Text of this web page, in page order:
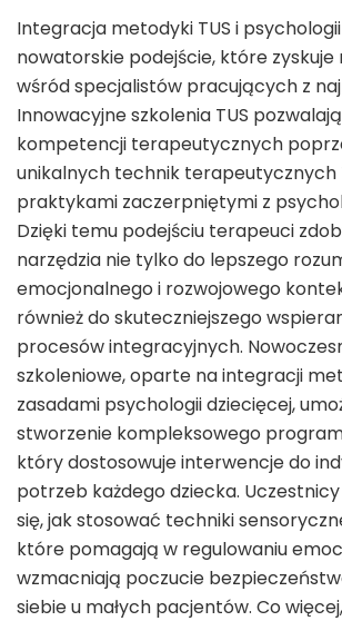
Integracja metodyki TUS i
nowatorskie podejście, które
wśród specjalistów pracujących z
Innowacyjne szkolenia TUS
kompetencji terapeutycznych
unikalnych technik terapeutycznych
praktykami zaczerpniętymi z
Dzięki temu podejściu terapeuci
narzędzia nie tylko do lepszego
emocjonalnego i rozwojowego
również do skuteczniejszego
procesów integracyjnych.
szkoleniowe, oparte na integracji
zasadami psychologii dziecięcej,
stworzenie kompleksowego
który dostosowuje interwencje do
potrzeb każdego dziecka.
się, jak stosować techniki
które pomagają w regulowaniu
wzmacniają poczucie
siebie u małych pacjentów. Co